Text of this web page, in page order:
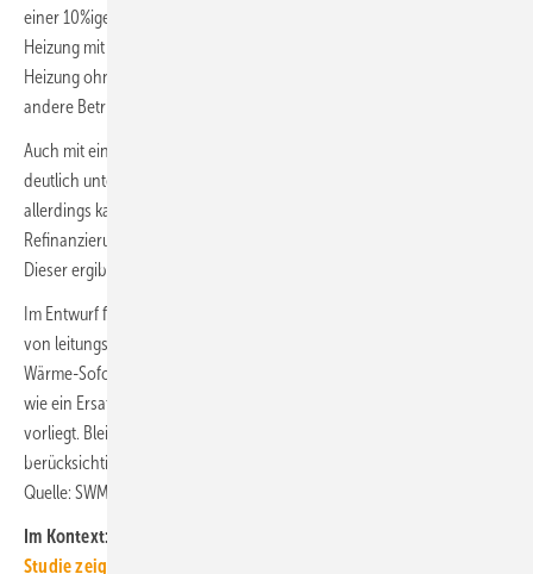
einer 10%igen Einsparung ähnliche Energiekosten erreichen: Gas-
Heizung mit Gaspreisbremse (2554,24 Euro/a) und Wärmepumpen-
Heizung ohne Strompreisbremse 2564,50 Euro/a). Zudem würden
andere Betriebskosten sinken (Wartung und Schornsteinfeger).
Auch mit einer höheren Jahresarbeitszahl würden die Stromkosten
deutlich unter die Gaskosten sinken. Der erreichbare Abstand ist
allerdings kaum geeignet, einen maßgeblichen Beitrag zur
Refinanzierung der Investition einer neuen Wärmepumpe zu leisten.
Dieser ergibt sich aber bei der Anwendung der Strompreisbremse.
Im Entwurf für das „Gesetz über eine Soforthilfe für Letztverbraucher
von leitungsgebundenem Erdgas und Kunden von Wärme (Erdgas-
Wärme-Soforthilfegesetz – EWSG)“ finden sich übrigens Regelungen,
wie ein Ersatzwert zu ermitteln ist, wenn keine Verbrauchsprognose
vorliegt. Bleibt zu hoffen, dass dies auch bei den Preisbremsen
berücksichtigt wird. ■
Quelle: SWM, Entwurf zum EWSG / jv
Im Kontext:
Studie zeigt, wie der Durchbruch für die Wärmepumpe gelingt